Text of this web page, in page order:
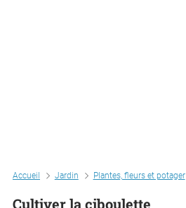
Accueil Jardin Plantes, fleurs et potager
Cultiver la ciboulette